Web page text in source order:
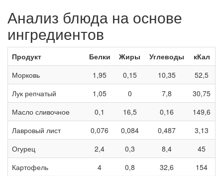
Анализ блюда на основе
ингредиентов
Продукт Белки Жиры Углеводы
кКал
Морковь
1,95 0,15 10,35
52,5
Лук репчатый
1,05 0 7,8
30,75
Масло сливочное
0,1 16,5 0,16
149,6
Лавровый лист
0,076 0,084 0,487
3,13
Огурец
2,4 0,3 8,4
45
Картофель
4 0,8 32,6
154